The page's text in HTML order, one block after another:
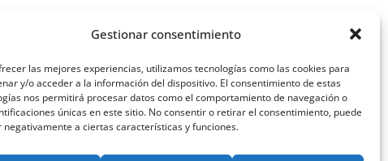
Gestionar consentimiento
las mejores experiencias, utilizamos tecnologías como las cookies para
y/o acceder a la información del dispositivo. El consentimiento de estas
nos permitirá procesar datos como el comportamiento de navegación o
únicas en este sitio. No consentir o retirar el consentimiento, puede
negativamente a ciertas características y funciones.